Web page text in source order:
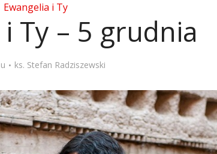
Ewangelia i Ty
Ty – 5 grudnia
ks. Stefan Radziszewski
i Ty – 29 grudnia